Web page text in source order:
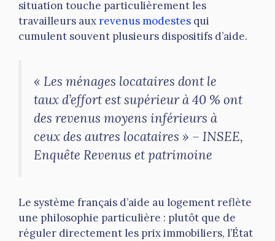
situation touche particulièrement les
travailleurs auxrevenus modestes qui
cumulent souvent plusieurs dispositifs d’aide.
« Les ménages locataires dont le
taux d’effort est supérieur à 40 % ont
des revenus moyens inférieurs à
ceux des autres locataires » – INSEE,
Enquête Revenus et patrimoine
Le système français d’aide au logement reflète
une philosophie particulière : plutôt que de
réguler directement les prix immobiliers, l’État